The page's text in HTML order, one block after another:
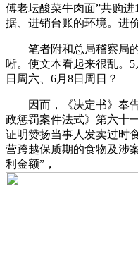
傅老坛酸菜牛肉面”共购
据、进销台账的环境。进
笔者附和总局稽察局的
晰。使文本看起来很乱。
日周六、6月8日周日？
因而，《决定书》奉告
政惩罚案件法式》第六十
证明赞扬当事人发卖过时
营跨越保质期的食物及涉
利金额”，